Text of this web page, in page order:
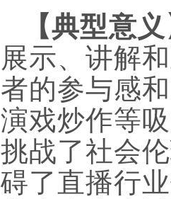
【典型意
展示、讲解
者的参与感
演戏炒作等
挑战了社会
碍了直播行